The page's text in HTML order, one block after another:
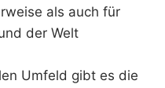
als auch für
der Welt
Umfeld gibt es die